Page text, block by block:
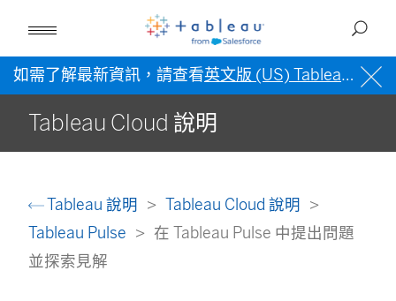
如需了解最新資訊，請查看英文版 (US) Tableau 說明
Tableau Cloud 說明
Tableau 說明
Tableau Cloud 說明
Tableau Pulse
在 Tableau Pulse 中提出問題
並探索見解